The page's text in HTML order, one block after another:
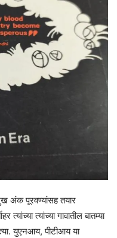
अंक पूरवण्यांसह तयार
त्यांच्या त्यांच्या गावातील बातम्या
युएनआय, पीटीआय या